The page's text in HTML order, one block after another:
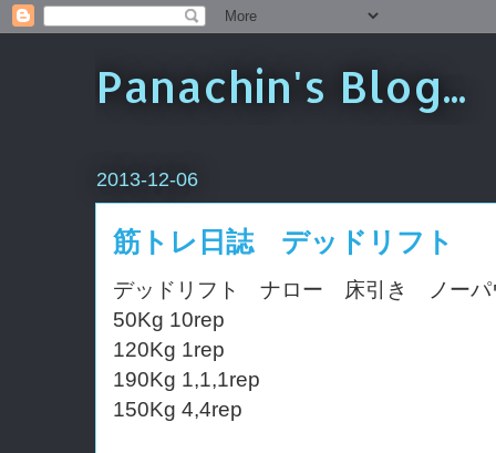
Panachin's Blog...
2013-12-06
筋トレ日誌 デッドリフト
デッドリフト ナロー 床引き ノーパ
50Kg 10rep
120Kg 1rep
190Kg 1,1,1rep
150Kg 4,4rep